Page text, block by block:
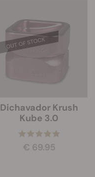
Dichavador Krush
Kube 3.0
€ 69.95